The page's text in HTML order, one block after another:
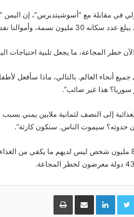
بيزلي في مقابلة مع “أسوشيتدبرس”، إن
أنحاء العالم. بالتالي، ماذا سأفعل
سوريا؟ هذا غير صائب”.
إلى النصف لثمانية ملايين يمني بسبب
حدوثه؟ سيموت الناس. ستكون كارثة”.
وقال برنامج الأغذية التابع للأمم المتحدة، إن حوالي 811 مليون شخص ليس لديهم
Twitter
LinkedInمشاركة عبر البريد طباعة